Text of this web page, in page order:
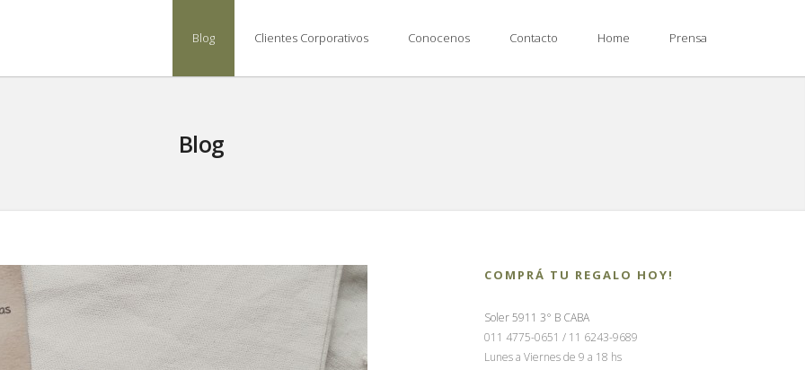
Blog Clientes Corporativos Conocenos Contacto Home Prensa
Blog
COMPRÁ TU REGALO HOY!
Soler 5911 3° B CABA
011 4775-0651 / 11 6243-9689
Lunes a Viernes de 9 a 18 hs